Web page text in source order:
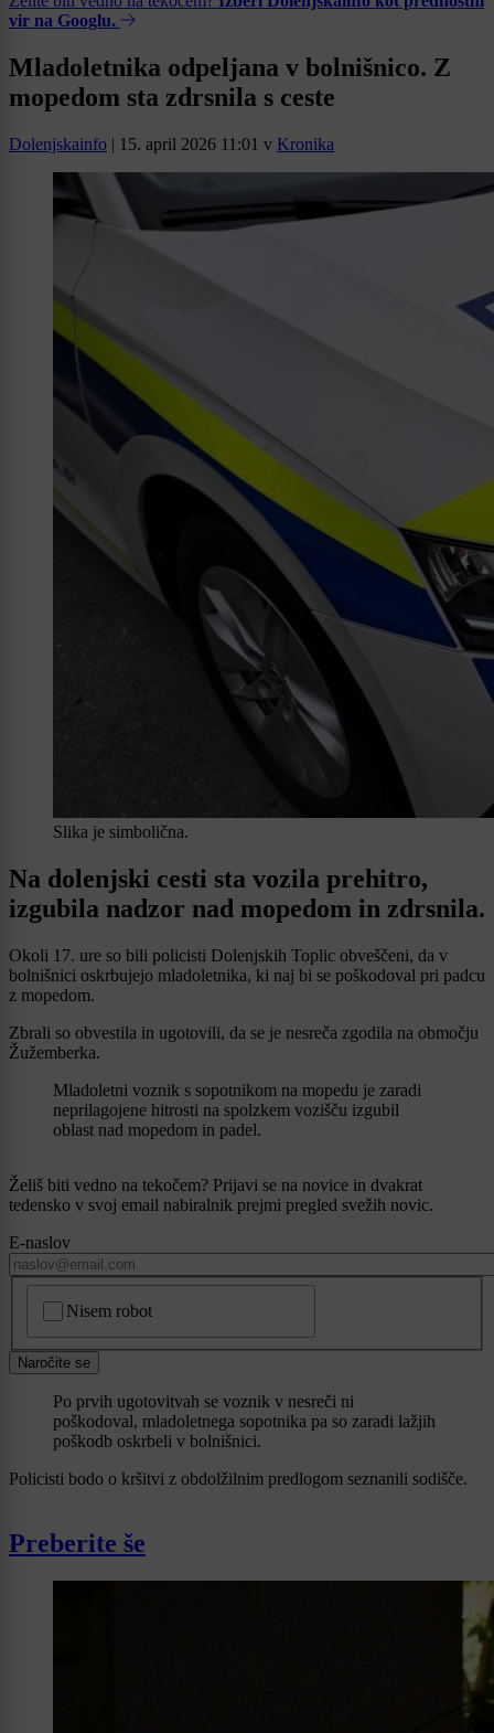
vir na Googlu.
Mladoletnika odpeljana v bolnišnico. Z
mopedom sta zdrsnila s ceste
Dolenjskainfo | 15. april 2026 11:01 v Kronika
Slika je simbolična.
Na dolenjski cesti sta vozila prehitro,
izgubila nadzor nad mopedom in zdrsnila.
Okoli 17. ure so bili policisti Dolenjskih Toplic obveščeni, da v
bolnišnici oskrbujejo mladoletnika, ki naj bi se poškodoval pri padcu
z mopedom.
Zbrali so obvestila in ugotovili, da se je nesreča zgodila na območju
Žužemberka.
Mladoletni voznik s sopotnikom na mopedu je zaradi
neprilagojene hitrosti na spolzkem vozišču izgubil
oblast nad mopedom in padel.
Želiš biti vedno na tekočem? Prijavi se na novice in dvakrat
tedensko v svoj email nabiralnik prejmi pregled svežih novic.
E-naslov
Nisem robot
Naročite se
Po prvih ugotovitvah se voznik v nesreči ni
poškodoval, mladoletnega sopotnika pa so zaradi lažjih
poškodb oskrbeli v bolnišnici.
Policisti bodo o kršitvi z obdolžilnim predlogom seznanili sodišče.
Preberite še